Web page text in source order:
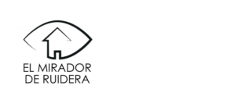
content
El
Mirador
de Ruidera